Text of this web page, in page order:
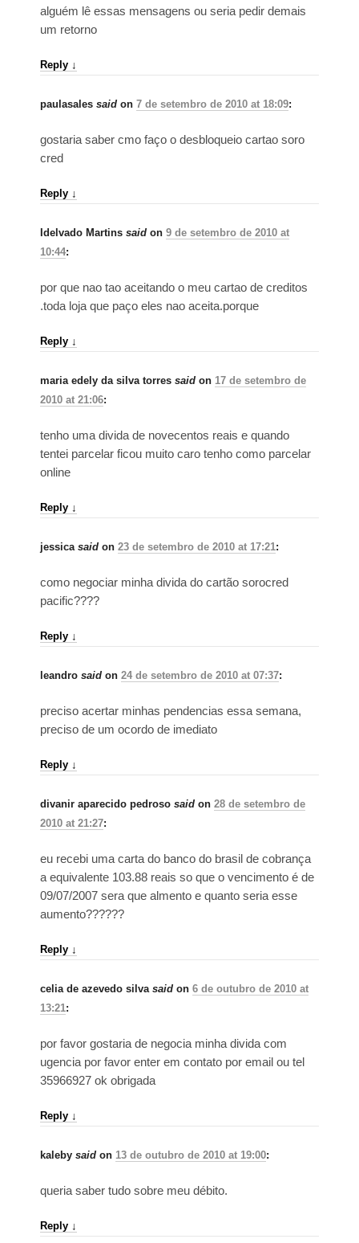
alguém lê essas mensagens ou seria pedir demais
um retorno
Reply ↓
paulasales said on 7 de setembro de 2010 at 18:09:
gostaria saber cmo faço o desbloqueio cartao soro
cred
Reply ↓
Idelvado Martins said on 9 de setembro de 2010 at
10:44:
por que nao tao aceitando o meu cartao de creditos
.toda loja que paço eles nao aceita.porque
Reply ↓
maria edely da silva torres said on 17 de setembro de
2010 at 21:06:
tenho uma divida de novecentos reais e quando
tentei parcelar ficou muito caro tenho como parcelar
online
Reply ↓
jessica said on 23 de setembro de 2010 at 17:21:
como negociar minha divida do cartão sorocred
pacific????
Reply ↓
leandro said on 24 de setembro de 2010 at 07:37:
preciso acertar minhas pendencias essa semana,
preciso de um ocordo de imediato
Reply ↓
divanir aparecido pedroso said on 28 de setembro de
2010 at 21:27:
eu recebi uma carta do banco do brasil de cobrança
a equivalente 103.88 reais so que o vencimento é de
09/07/2007 sera que almento e quanto seria esse
aumento??????
Reply ↓
celia de azevedo silva said on 6 de outubro de 2010 at
13:21:
por favor gostaria de negocia minha divida com
ugencia por favor enter em contato por email ou tel
35966927 ok obrigada
Reply ↓
kaleby said on 13 de outubro de 2010 at 19:00:
queria saber tudo sobre meu débito.
Reply ↓